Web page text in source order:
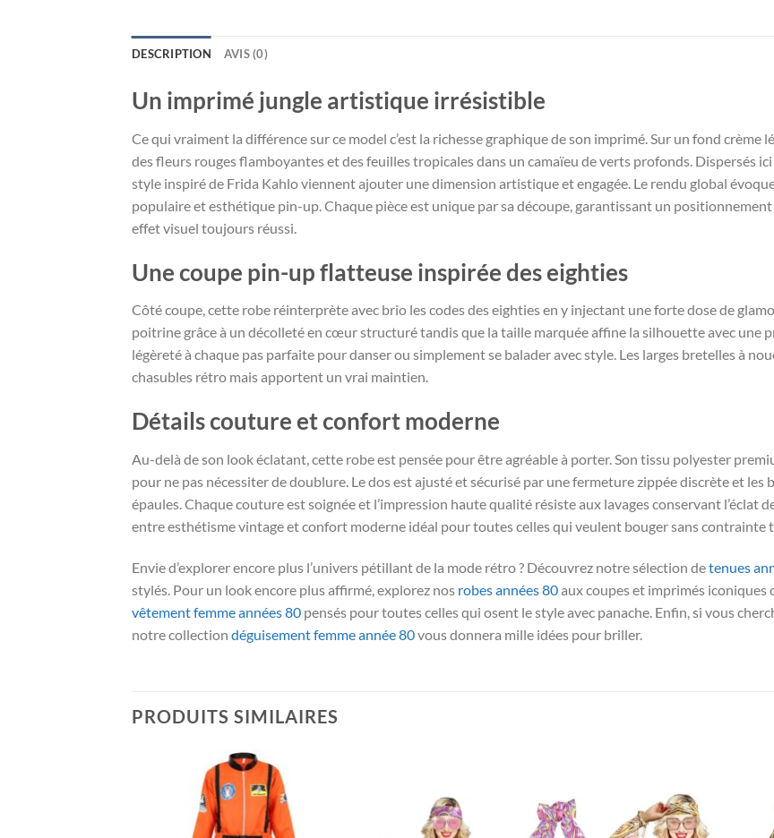
DESCRIPTION AVIS (0)
Un imprimé jungle artistique irrésistible
Ce qui vraiment la différence sur ce model c’est la richesse graphique de son imprimé. Sur un fond
des fleurs rouges flamboyantes et des feuilles tropicales dans un camaïeu de verts profonds. Dispersés
style inspiré de Frida Kahlo viennent ajouter une dimension artistique et engagée. Le rendu global
populaire et esthétique pin-up. Chaque pièce est unique par sa découpe, garantissant un
effet visuel toujours réussi.
Une coupe pin-up flatteuse inspirée des eighties
Côté coupe, cette robe réinterprète avec brio les codes des eighties en y injectant une forte dose de
poitrine grâce à un décolleté en cœur structuré tandis que la taille marquée affine la silhouette avec une
légèreté à chaque pas parfaite pour danser ou simplement se balader avec style. Les larges bretelles à
chasubles rétro mais apportent un vrai maintien.
Détails couture et confort moderne
Au-delà de son look éclatant, cette robe est pensée pour être agréable à porter. Son tissu polyester
pour ne pas nécessiter de doublure. Le dos est ajusté et sécurisé par une fermeture zippée discrète et
épaules. Chaque couture est soignée et l’impression haute qualité résiste aux lavages conservant l’éclat
entre esthétisme vintage et confort moderne idéal pour toutes celles qui veulent bouger sans contrainte
Envie d’explorer encore plus l’univers pétillant de la mode rétro ? Découvrez notre sélection detenues
stylés. Pour un look encore plus affirmé, explorez nos robes années 80aux coupes et imprimés iconiques
vêtement femme années 80 pensés pour toutes celles qui osent le style avec panache. Enfin, si vous
notre collection déguisement femme année 80vous donnera mille idées pour briller.
PRODUITS SIMILAIRES